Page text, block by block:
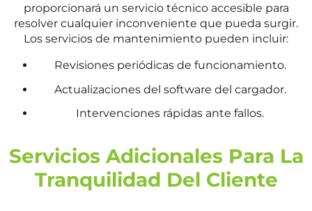
proporcionará un servicio técnico accesible para
resolver cualquier inconveniente que pueda surgir.
Los servicios de mantenimiento pueden incluir:
Revisiones periódicas de funcionamiento.
Actualizaciones del software del cargador.
Intervenciones rápidas ante fallos.
Servicios Adicionales Para La
Tranquilidad Del Cliente